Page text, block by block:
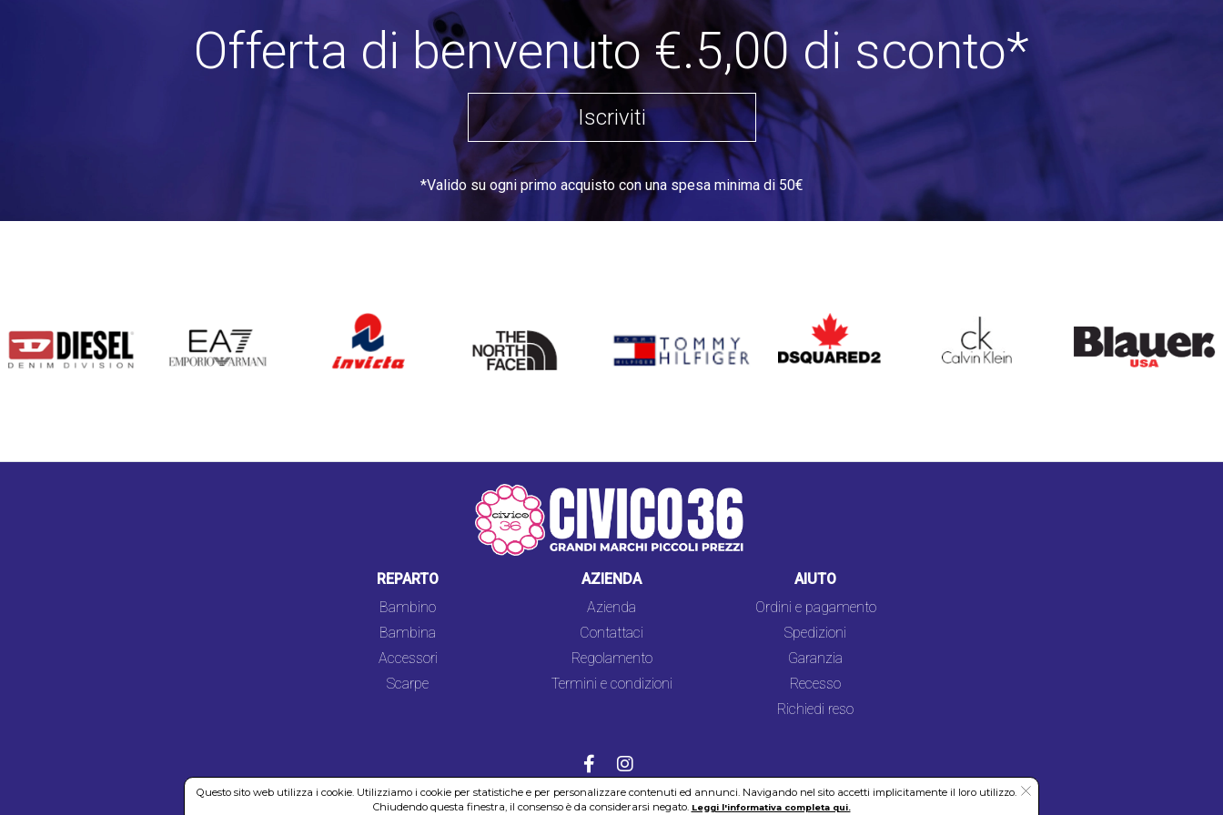
Offerta di benvenuto €.5,00 di sconto*
Iscriviti
*Valido su ogni primo acquisto con una spesa minima di 50€
INVICTA
NORTH
FACE
DSQUARED2 CALVIN KLEIN
REPARTO
Bambino
Bambina
Accessori
Scarpe
AZIENDA
Azienda
Contattaci
Regolamento
Termini e condizioni
AIUTO
Ordini e pagamento
Spedizioni
Garanzia
Recesso
Richiedi reso
COOKIES SICUREZZA PRIVACY
Questo sito web utilizza i cookie. Utilizziamo i cookie per statistiche e per personalizzare contenuti ed annunci. Navigando nel sito accetti implicitamente il loro utilizzo.
Chiudendo questa finestra, il consenso è da considerarsi negato. Leggi l'informativa completa qui.